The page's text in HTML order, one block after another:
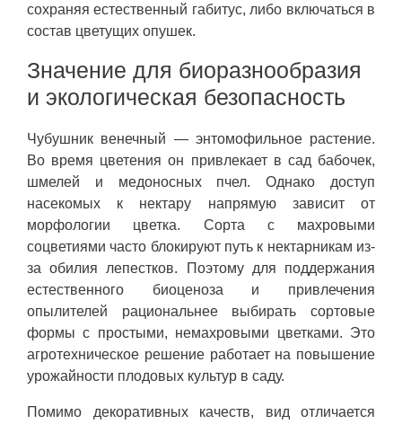
сохраняя естественный габитус, либо включаться в
состав цветущих опушек.
Значение для биоразнообразия
и экологическая безопасность
Чубушник венечный — энтомофильное растение.
Во время цветения он привлекает в сад бабочек,
шмелей и медоносных пчел. Однако доступ
насекомых к нектару напрямую зависит от
морфологии цветка. Сорта с махровыми
соцветиями часто блокируют путь к нектарникам из-
за обилия лепестков. Поэтому для поддержания
естественного биоценоза и привлечения
опылителей рациональнее выбирать сортовые
формы с простыми, немахровыми цветками. Это
агротехническое решение работает на повышение
урожайности плодовых культур в саду.
Помимо декоративных качеств, вид отличается